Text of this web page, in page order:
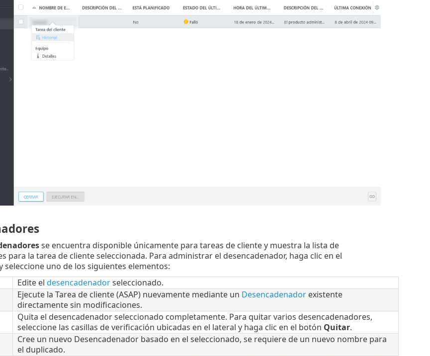
se encuentra disponible únicamente para tareas de cliente y muestra la lista de
para la tarea de cliente seleccionada. Para administrar el desencadenador, haga clic en el
seleccione uno de los siguientes elementos:
Edite el desencadenadorseleccionado.
Ejecute la Tarea de cliente (ASAP) nuevamente mediante un Desencadenadorexistente
directamente sin modificaciones.
Quita el desencadenador seleccionado completamente. Para quitar varios desencadenadores,
seleccione las casillas de verificación ubicadas en el lateral y haga clic en el botón Quitar.
Cree un nuevo Desencadenador basado en el seleccionado, se requiere de un nuevo nombre para
el duplicado.